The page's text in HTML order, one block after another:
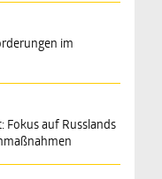
im
Fokus auf Russlands